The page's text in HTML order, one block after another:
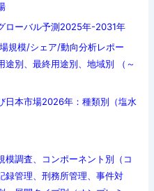
ローバル予測2025年-2031年
規模/シェア/動向分析レポー
途別、最終用途別、地域別 （～
日本市場2026年：種類別（塩水
模調査、コンポーネント別（コ
録管理、刑務所管理、事件対